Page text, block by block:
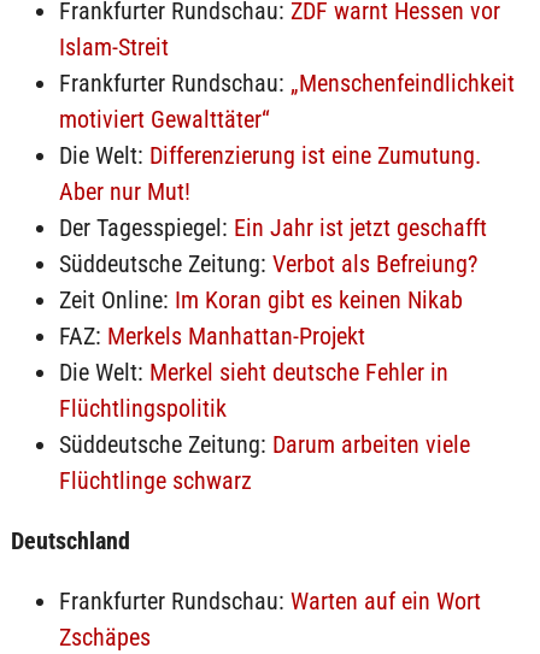
Frankfurter Rundschau: ZDF warnt Hessen vor
Islam-Streit
Frankfurter Rundschau: „Menschenfeindlichkeit
motiviert Gewalttäter“
Die Welt: Differenzierung ist eine Zumutung.
Aber nur Mut!
Der Tagesspiegel: Ein Jahr ist jetzt geschafft
Süddeutsche Zeitung: Verbot als Befreiung?
Zeit Online: Im Koran gibt es keinen Nikab
FAZ: Merkels Manhattan-Projekt
Die Welt: Merkel sieht deutsche Fehler in
Flüchtlingspolitik
Süddeutsche Zeitung: Darum arbeiten viele
Flüchtlinge schwarz
Deutschland
Frankfurter Rundschau: Warten auf ein Wort
Zschäpes